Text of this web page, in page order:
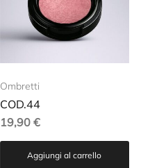
Ombretti
COD.44
19,90 €
Aggiungi al carrello